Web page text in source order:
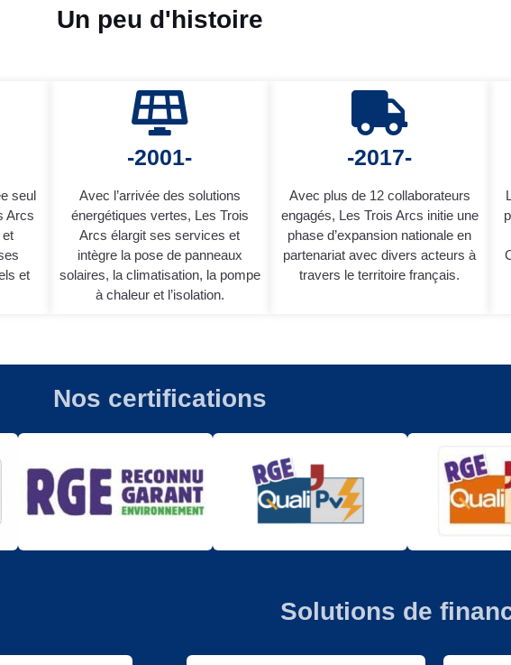
Un peu d'histoire
seul
Arcs
et
-2001-
Avec l’arrivée des solutions
énergétiques vertes, Les Trois
Arcs élargit ses services et
intègre la pose de panneaux
solaires, la climatisation, la pompe
à chaleur et l’isolation.
-2017-
Avec plus de 12 collaborateurs
engagés, Les Trois Arcs initie une
phase d’expansion nationale en
partenariat avec divers acteurs à
travers le territoire français.
Nos certifications
Solutions de